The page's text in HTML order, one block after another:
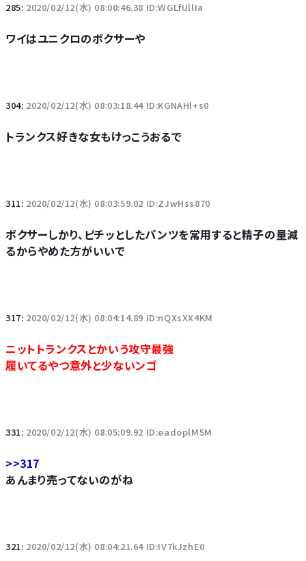
285: 2020/02/12(水) 08:00:46.38 ID:WGLfUllIa
ワイはユニクロのボクサーや
304: 2020/02/12(水) 08:03:18.44 ID:KGNAHl+s0
トランクス好きな女もけっこうおるで
311: 2020/02/12(水) 08:03:59.02 ID:ZJwHss870
ボクサーしかり、ピチッとしたパンツを常用すると精子の量減
るからやめた方がいいで
317: 2020/02/12(水) 08:04:14.89 ID:nQXsXX4KM
ニットトランクスとかいう攻守最強
履いてるやつ意外と少ないンゴ
331: 2020/02/12(水) 08:05:09.92 ID:eadoplM5M
>>317
あんまり売ってないのがね
321: 2020/02/12(水) 08:04:21.64 ID:IV7kJzhE0